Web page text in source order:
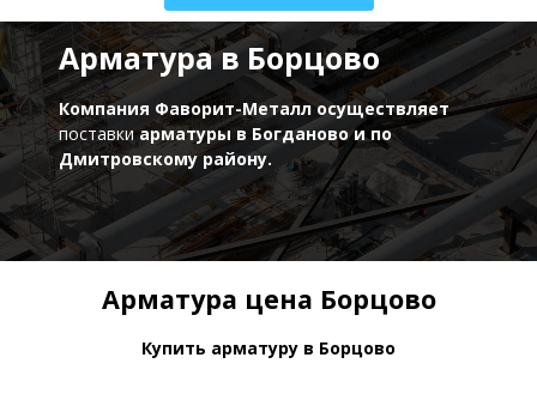
Арматура в Борцово
Компания Фаворит-Металл осуществляет
поставкиарматуры в Богданово и по
Дмитровскому району.
Арматура цена Борцово
Купить арматуру в Борцово